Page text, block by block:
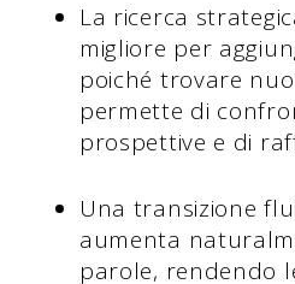
La ricerca
migliore per
poiché trovare
permette di
prospettive e di
Una transizione
aumenta
parole, rendendo